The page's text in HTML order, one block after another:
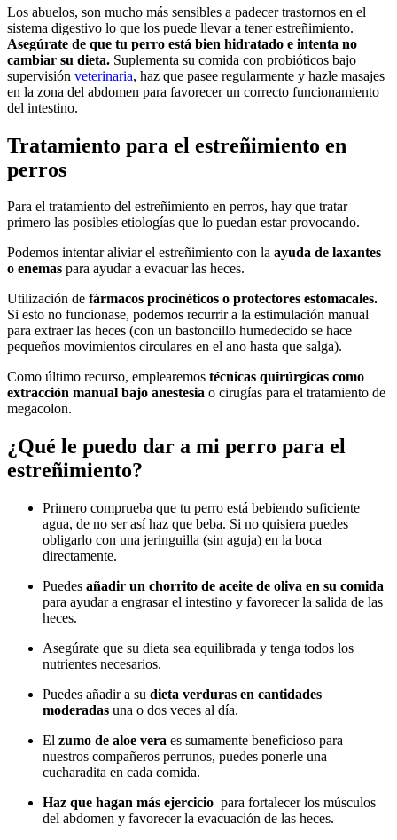
Los abuelos, son mucho más sensibles a padecer trastornos en el
sistema digestivo lo que los puede llevar a tener estreñimiento.
Asegúrate de que tu perro está bien hidratado e intenta no
cambiar su dieta. Suplementa su comida con probióticos bajo
supervisión veterinaria, haz que pasee regularmente y hazle masajes
en la zona del abdomen para favorecer un correcto funcionamiento
del intestino.
Tratamiento para el estreñimiento en
perros
Para el tratamiento del estreñimiento en perros, hay que tratar
primero las posibles etiologías que lo puedan estar provocando.
Podemos intentar aliviar el estreñimiento con la ayuda de laxantes
o enemas para ayudar a evacuar las heces.
Utilización de fármacos procinéticos o protectores estomacales.
Si esto no funcionase, podemos recurrir a la estimulación manual
para extraer las heces (con un bastoncillo humedecido se hace
pequeños movimientos circulares en el ano hasta que salga).
Como último recurso, emplearemos técnicas quirúrgicas como
extracción manual bajo anestesia o cirugías para el tratamiento de
megacolon.
¿Qué le puedo dar a mi perro para el
estreñimiento?
Primero comprueba que tu perro está bebiendo suficiente
agua, de no ser así haz que beba. Si no quisiera puedes
obligarlo con una jeringuilla (sin aguja) en la boca
directamente.
Puedes añadir un chorrito de aceite de oliva en su comida
para ayudar a engrasar el intestino y favorecer la salida de las
heces.
Asegúrate que su dieta sea equilibrada y tenga todos los
nutrientes necesarios.
Puedes añadir a su dieta verduras en cantidades
moderadas una o dos veces al día.
El zumo de aloe vera es sumamente beneficioso para
nuestros compañeros perrunos, puedes ponerle una
cucharadita en cada comida.
Haz que hagan más ejercicio para fortalecer los músculos
del abdomen y favorecer la evacuación de las heces.